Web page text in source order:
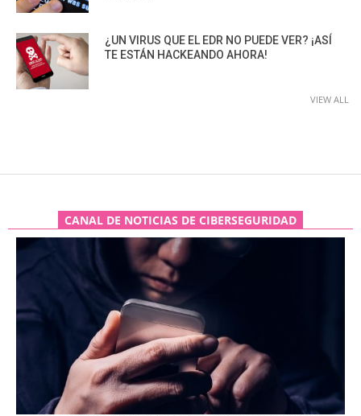
¿UN VIRUS QUE EL EDR NO PUEDE VER? ¡ASÍ
TE ESTÁN HACKEANDO AHORA!
VIEW ALL
CANAL DE NOTICIAS DE CIBERSEGURIDAD